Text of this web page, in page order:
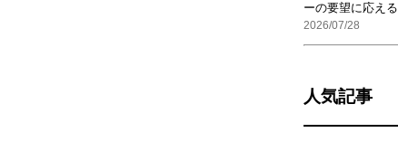
ーの要望に応える
2026/07/28
人気記事